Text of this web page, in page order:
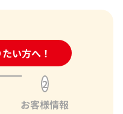
い方へ！
わせフォーム
2
お客様情報